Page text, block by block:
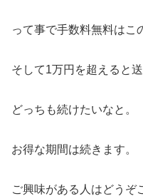
って事で手数料無料はこ
そして1万円を超えると送
どっちも続けたいなと。
お得な期間は続きます。
ご興味がある人はどうぞ